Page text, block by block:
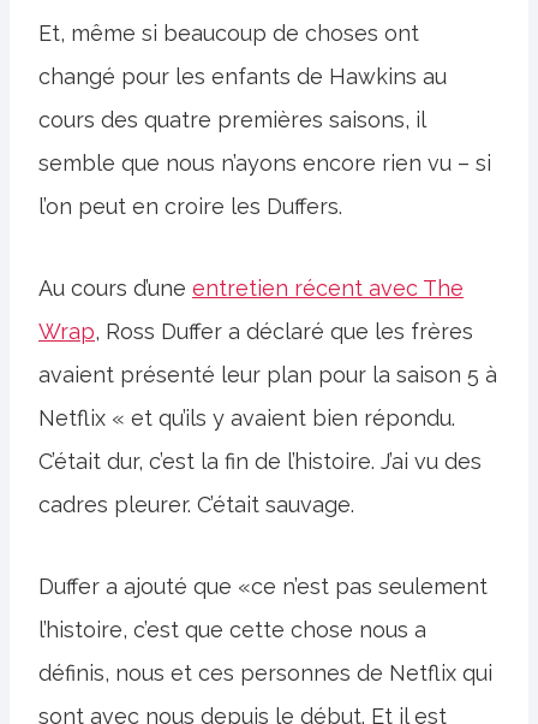
Et, même si beaucoup de choses ont
changé pour les enfants de Hawkins au
cours des quatre premières saisons, il
semble que nous n’ayons encore rien vu – si
l’on peut en croire les Duffers.
Au cours d’une entretien récent avec The
Wrap, Ross Duffer a déclaré que les frères
avaient présenté leur plan pour la saison 5 à
Netflix « et qu’ils y avaient bien répondu.
C’était dur, c’est la fin de l’histoire. J’ai vu des
cadres pleurer. C’était sauvage.
Duffer a ajouté que «ce n’est pas seulement
l’histoire, c’est que cette chose nous a
définis, nous et ces personnes de Netflix qui
sont avec nous depuis le début. Et il est